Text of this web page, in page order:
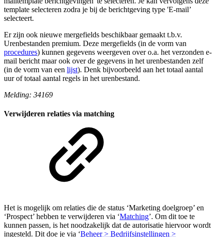
template selecteren zodra je bij de berichtgeving type 'E-mail’
selecteert.
Er zijn ook nieuwe mergefields beschikbaar gemaakt t.b.v.
Urenbestanden premium. Deze mergefields (in de vorm van
procedures) kunnen gegevens weergeven over o.a. het verzonden e-
mail bericht maar ook over de gegevens in het urenbestanden zelf
(in de vorm van een lijst). Denk bijvoorbeeld aan het totaal aantal
uur of totaal aantal regels in het urenbestand.
Melding: 34169
Verwijderen relaties via matching
Het is mogelijk om relaties die de status ‘Marketing doelgroep’ en
‘Prospect’ hebben te verwijderen via ‘Matching’. Om dit toe te
kunnen passen, is het noodzakelijk dat de autorisatie hiervoor wordt
ingesteld. Dit doe je via ‘Beheer > Bedrijfsinstellingen >